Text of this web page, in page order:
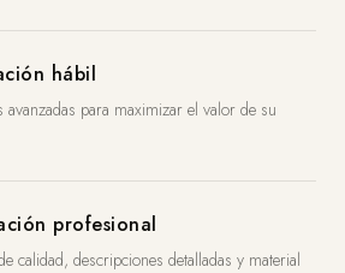
hábil
avanzadas para maximizar el valor de su
profesional
calidad, descripciones detalladas y material